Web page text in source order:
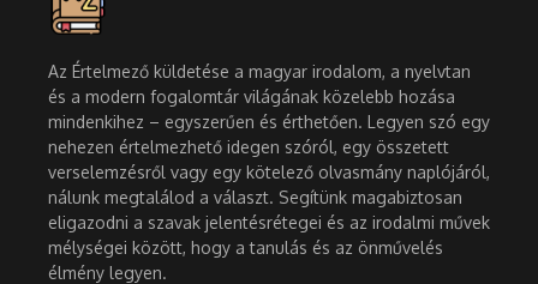
Az Értelmező küldetése a magyar irodalom, a nyelvtan
és a modern fogalomtár világának közelebb hozása
mindenkihez – egyszerűen és érthetően. Legyen szó egy
nehezen értelmezhető idegen szóról, egy összetett
verselemzésről vagy egy kötelező olvasmány naplójáról,
nálunk megtalálod a választ. Segítünk magabiztosan
eligazodni a szavak jelentésrétegei és az irodalmi művek
mélységei között, hogy a tanulás és az önművelés
élmény legyen.